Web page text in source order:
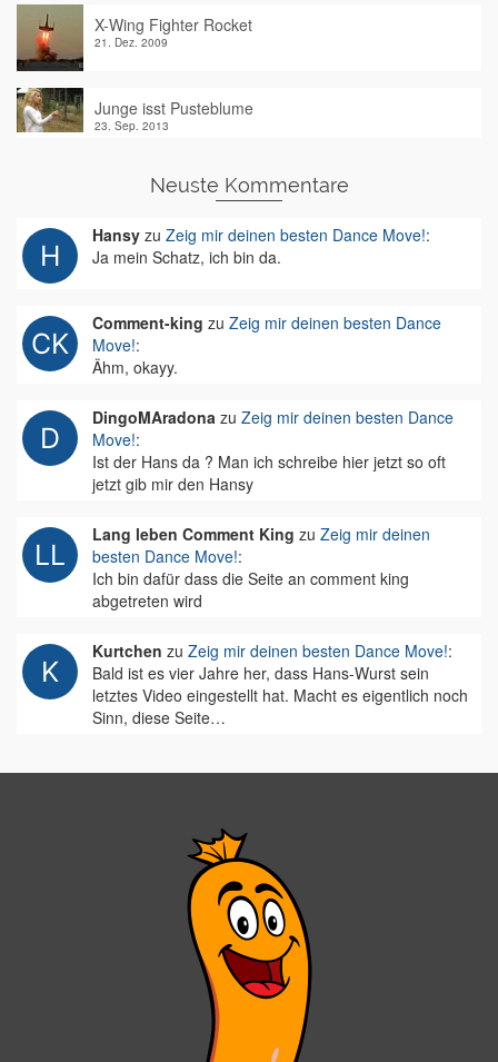
X-Wing Fighter Rocket
21. Dez. 2009
Junge isst Pusteblume
23. Sep. 2013
Neuste Kommentare
Hansy zu Zeig mir deinen besten Dance Move!:
Ja mein Schatz, ich bin da.
Comment-king zu Zeig mir deinen besten Dance
Move!:
Ähm, okayy.
DingoMAradona zu Zeig mir deinen besten Dance
Move!:
Ist der Hans da ? Man ich schreibe hier jetzt so oft
jetzt gib mir den Hansy
Lang leben Comment King zu Zeig mir deinen
besten Dance Move!:
Ich bin dafür dass die Seite an comment king
abgetreten wird
Kurtchen zu Zeig mir deinen besten Dance Move!:
Bald ist es vier Jahre her, dass Hans-Wurst sein
letztes Video eingestellt hat. Macht es eigentlich noch
Sinn, diese Seite…